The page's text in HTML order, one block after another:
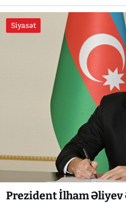
Siyasət
Prezident İlham Əliyev